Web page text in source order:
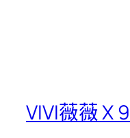
VIVI薇薇 X